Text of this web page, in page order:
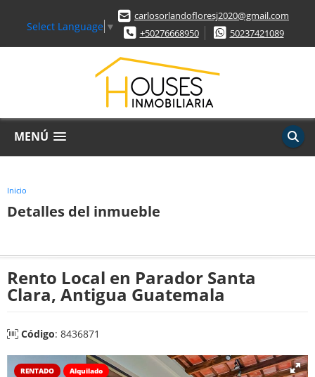
Select Language ▼
carlosorlandofloresj2020@gmail.com
+50276668950
50237421089
MENÚ
Inicio
Detalles del inmueble
Rento Local en Parador Santa
Clara, Antigua Guatemala
Código: 8436871
RENTADO Alquilado